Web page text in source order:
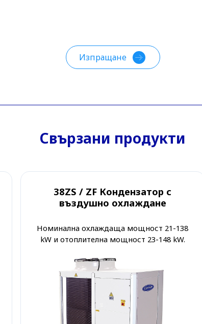
Свързани продукти
38ZS / ZF Кондензатор с
въздушно охлаждане
Номинална охлаждаща мощност 21-138
kW и отоплителна мощност 23-148 kW.